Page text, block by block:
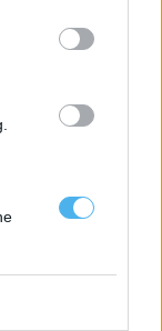
de outubro em
dias 24, 25 e...